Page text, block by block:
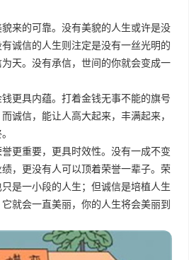
的可靠。没有美貌的人生或许是没
诚信的人生则注定是没有一丝光明的
天。没有承信，世间的你就会变成一
具内蕴。打着金钱无事不能的旗号
诚信，能让人高大起来，丰满起来，
重要，更具时效性。没有一成不变
，更没有人可以顶着荣誉一辈子。荣
是一小段的人生；但诚信是培植人生
就会一直美丽，你的人生将会美丽到